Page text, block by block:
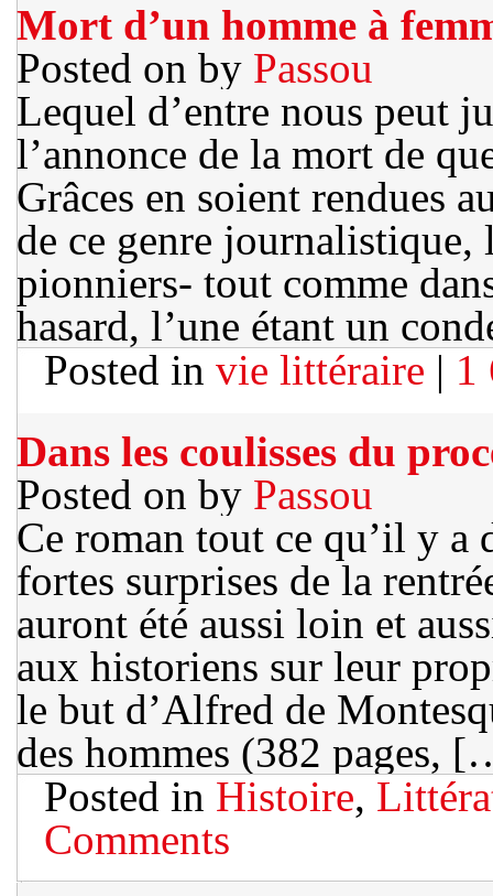
Mort d’un homme à
Posted on by Passou
Lequel d’entre nous peut
l’annonce de la mort de
Grâces en soient rendues
de ce genre
pionniers- tout comme
hasard, l’une étant un
Posted in vie littéraire | 1
Dans les coulisses du
Posted on by Passou
Ce roman tout ce qu’il y a
fortes surprises de la
auront été aussi loin et
aux historiens sur leur
le but d’Alfred de
des hommes (382 pages,
Posted in Histoire,
Comments